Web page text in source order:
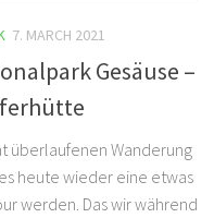
7. MARCH 2021
Gesäuse –
überlaufenen Wanderung
heute wieder eine etwas
werden. Das wir während